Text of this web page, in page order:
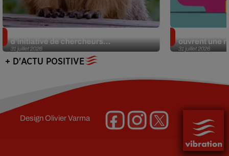
31 juillet 2026
d’initiative de chercheurs...
31 juillet 2026
ouvrent une
+ D'ACTU POSITIVE
DesignOlivier Varma